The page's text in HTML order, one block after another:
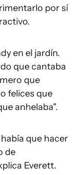
por sí
en el jardín.
que cantaba
que
felices que
anhelaba".
que hacer
de
Everett.